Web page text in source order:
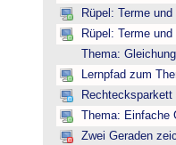
Rüpel: Terme
Rüpel: Terme
Thema:
Lernpfad zum
Thema:
Zwei Geraden